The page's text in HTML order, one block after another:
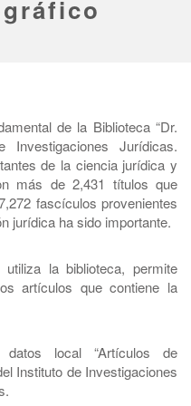
de la Biblioteca “Dr.
Jurídicas.
de la ciencia jurídica y
más de 2,431 títulos que
fascículos provenientes
jurídica ha sido importante.
la biblioteca, permite
artículos que contiene la
local “Artículos de
Instituto de Investigaciones